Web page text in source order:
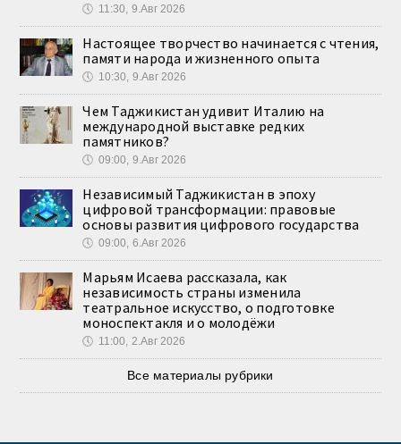
🕔 11:30, 9.Авг 2026
Настоящее творчество начинается с чтения,
памяти народа и жизненного опыта
🕔 10:30, 9.Авг 2026
Чем Таджикистан удивит Италию на
международной выставке редких
памятников?
🕔 09:00, 9.Авг 2026
Независимый Таджикистан в эпоху
цифровой трансформации: правовые
основы развития цифрового государства
🕔 09:00, 6.Авг 2026
Марьям Исаева рассказала, как
независимость страны изменила
театральное искусство, о подготовке
моноспектакля и о молодёжи
🕔 11:00, 2.Авг 2026
Все материалы рубрики